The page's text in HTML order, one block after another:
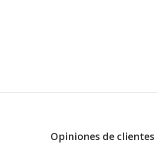
Opiniones de clientes